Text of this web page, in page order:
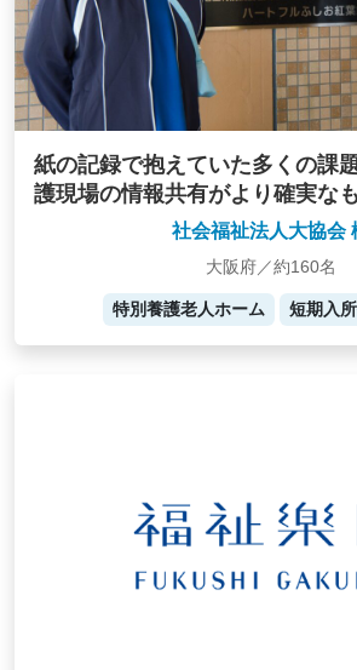
紙の記録で抱えていた多くの課
護現場の情報共有がより確実な
社会福祉法人大協会
大阪府／約160名
特別養護老人ホーム 短期入